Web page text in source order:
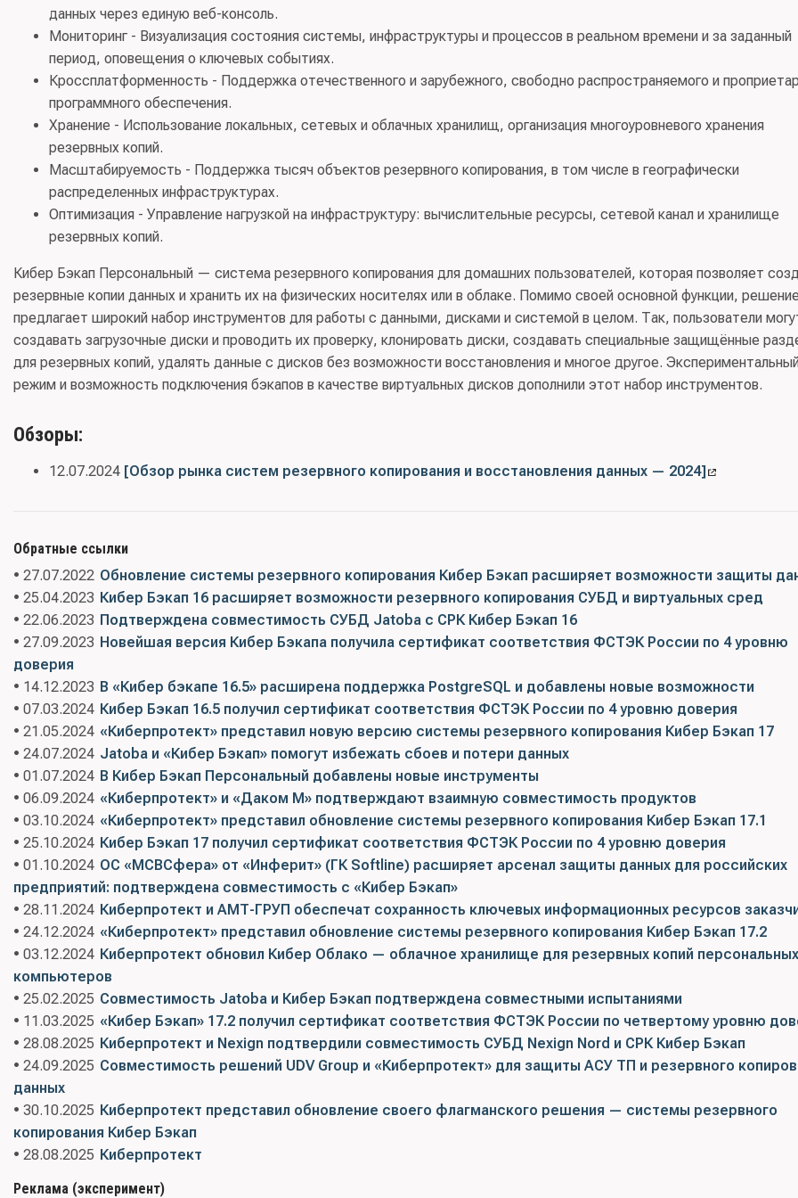
Правообладатель:ООО “КИБЕРПРОТЕКТ” (ИНН 9715274292)
консультационные и аналогичные услуги в области информационных технологий; 63.11 Услуги по обработке
данных, размещению и взаимосвязанные услуги; 63.11.19 Услуги прочие по размещению и предоставлению
инфраструктуры информационных технологий
Правообладатель: ООО “КИБЕРПРОТЕКТ” (ИНН 9715274292)
Класс(ы) ПО:12.20 - Информационные системы для решения специфических отраслевых задач
Код(ы) продукции:58.29.21 Приложения общие для повышения эффективности бизнеса и приложения для
домашнего пользования, отдельно реализуемые; 63.11 Услуги по обработке данных, размещению и
взаимосвязанные услуги; 58.29.4 Обеспечение программное в диалоговом режиме; 58.29.5 Услуги по
предоставлению лицензий на право использовать компьютерное программное обеспечение
Правообладатель:ОБЩЕСТВО С ОГРАНИЧЕННОЙ ОТВЕТСТВЕННОСТЬЮ “РИСКФИН” (ИНН 7725636283)
данных через единую веб-консоль.
Мониторинг - Визуализация состояния системы, инфраструктуры и процессов в реальном времени и за заданный
период, оповещения о ключевых событиях.
Кроссплатформенность - Поддержка отечественного и зарубежного, свободно распространяемого и
программного обеспечения.
Хранение - Использование локальных, сетевых и облачных хранилищ, организация многоуровневого хранения
резервных копий.
Масштабируемость - Поддержка тысяч объектов резервного копирования, в том числе в географически
распределенных инфраструктурах.
Оптимизация - Управление нагрузкой на инфраструктуру: вычислительные ресурсы, сетевой канал и хранилище
резервных копий.
Кибер Бэкап Персональный — система резервного копирования для домашних пользователей, которая позволяет
резервные копии данных и хранить их на физических носителях или в облаке. Помимо своей основной функции,
предлагает широкий набор инструментов для работы с данными, дисками и системой в целом. Так, пользователи
создавать загрузочные диски и проводить их проверку, клонировать диски, создавать специальные защищённые
для резервных копий, удалять данные с дисков без возможности восстановления и многое другое.
режим и возможность подключения бэкапов в качестве виртуальных дисков дополнили этот набор инструментов.
Обзоры:
12.07.2024 [Обзор рынка систем резервного копирования и восстановления данных — 2024]
Обратные ссылки
• 27.07.2022 Обновление системы резервного копирования Кибер Бэкап расширяет возможности защиты
• 25.04.2023 Кибер Бэкап 16 расширяет возможности резервного копирования СУБД и виртуальных сред
• 22.06.2023 Подтверждена совместимость СУБД Jatoba с СРК Кибер Бэкап 16
• 27.09.2023 Новейшая версия Кибер Бэкапа получила сертификат соответствия ФСТЭК России по 4 уровню
доверия
• 14.12.2023 В «Кибер бэкапе 16.5» расширена поддержка PostgreSQL и добавлены новые возможности
• 07.03.2024 Кибер Бэкап 16.5 получил сертификат соответствия ФСТЭК России по 4 уровню доверия
• 21.05.2024 «Киберпротект» представил новую версию системы резервного копирования Кибер Бэкап 17
• 24.07.2024 Jatoba и «Кибер Бэкап» помогут избежать сбоев и потери данных
• 01.07.2024 В Кибер Бэкап Персональный добавлены новые инструменты
• 06.09.2024 «Киберпротект» и «Даком М» подтверждают взаимную совместимость продуктов
• 03.10.2024 «Киберпротект» представил обновление системы резервного копирования Кибер Бэкап 17.1
• 25.10.2024 Кибер Бэкап 17 получил сертификат соответствия ФСТЭК России по 4 уровню доверия
• 01.10.2024 ОС «МСВСфера» от «Инферит» (ГК Softline) расширяет арсенал защиты данных для российских
предприятий: подтверждена совместимость с «Кибер Бэкап»
• 28.11.2024 Киберпротект и АМТ-ГРУП обеспечат сохранность ключевых информационных ресурсов
• 24.12.2024 «Киберпротект» представил обновление системы резервного копирования Кибер Бэкап 17.2
• 03.12.2024 Киберпротект обновил Кибер Облако — облачное хранилище для резервных копий персональных
компьютеров
• 25.02.2025 Совместимость Jatoba и Кибер Бэкап подтверждена совместными испытаниями
• 11.03.2025 «Кибер Бэкап» 17.2 получил сертификат соответствия ФСТЭК России по четвертому уровню
• 28.08.2025 Киберпротект и Nexign подтвердили совместимость СУБД Nexign Nord и СРК Кибер Бэкап
• 24.09.2025 Совместимость решений UDV Group и «Киберпротект» для защиты АСУ ТП и резервного
данных
• 30.10.2025 Киберпротект представил обновление своего флагманского решения — системы резервного
копирования Кибер Бэкап
• 28.08.2025 Киберпротект
Реклама (эксперимент)